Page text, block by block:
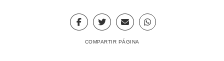
COMPARTIR PÁGINA